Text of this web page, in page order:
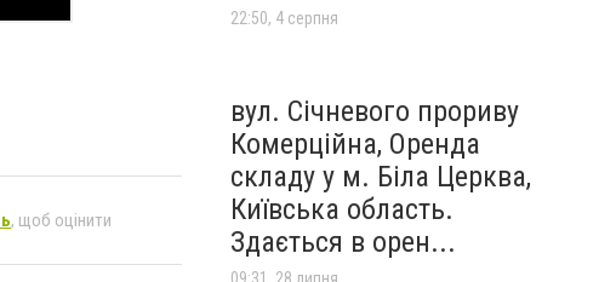
, щоб оцінити
22:50, 4 серпня
вул. Січневого прориву
Комерційна, Оренда
складу у м. Біла Церква,
Київська область.
Здається в орен...